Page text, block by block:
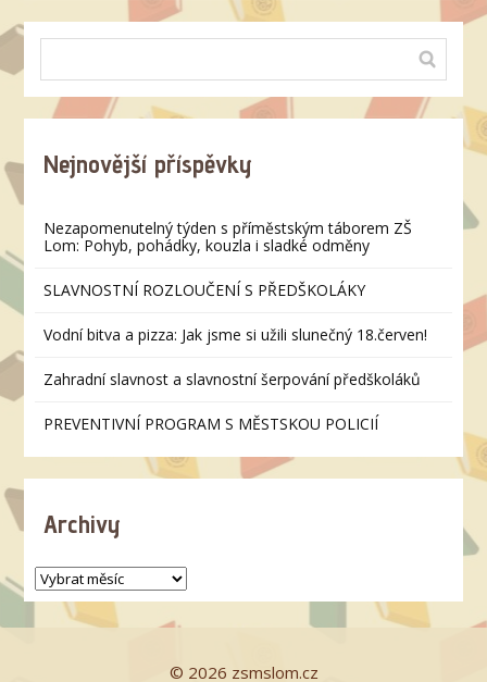
Nejnovější příspěvky
Nezapomenutelný týden s příměstským táborem ZŠ
Lom: Pohyb, pohádky, kouzla i sladké odměny
SLAVNOSTNÍ ROZLOUČENÍ S PŘEDŠKOLÁKY
Vodní bitva a pizza: Jak jsme si užili slunečný 18.červen!
Zahradní slavnost a slavnostní šerpování předškoláků
PREVENTIVNÍ PROGRAM S MĚSTSKOU POLICIÍ
Archivy
© 2026 zsmslom.cz